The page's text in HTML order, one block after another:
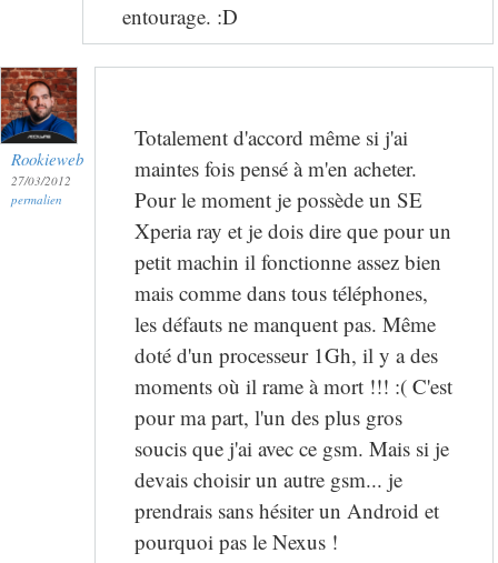
entourage. :D
Rookieweb
27/03/2012
permalien
Totalement d'accord même si j'ai
maintes fois pensé à m'en acheter.
Pour le moment je possède un SE
Xperia ray et je dois dire que pour un
petit machin il fonctionne assez bien
mais comme dans tous téléphones,
les défauts ne manquent pas. Même
doté d'un processeur 1Gh, il y a des
moments où il rame à mort !!! :( C'est
pour ma part, l'un des plus gros
soucis que j'ai avec ce gsm. Mais si je
devais choisir un autre gsm... je
prendrais sans hésiter un Android et
pourquoi pas le Nexus !